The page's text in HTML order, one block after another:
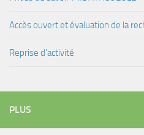
Accès ouvert et évaluation de la
Reprise d’activité
PLUS